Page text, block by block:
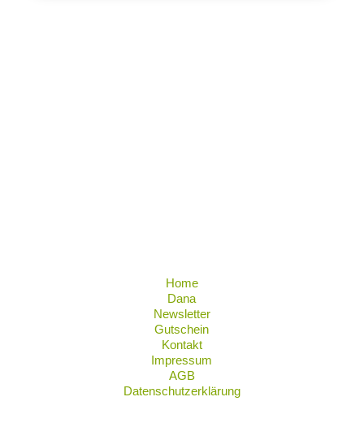
Home
Dana
Newsletter
Gutschein
Kontakt
Impressum
AGB
Datenschutzerklärung